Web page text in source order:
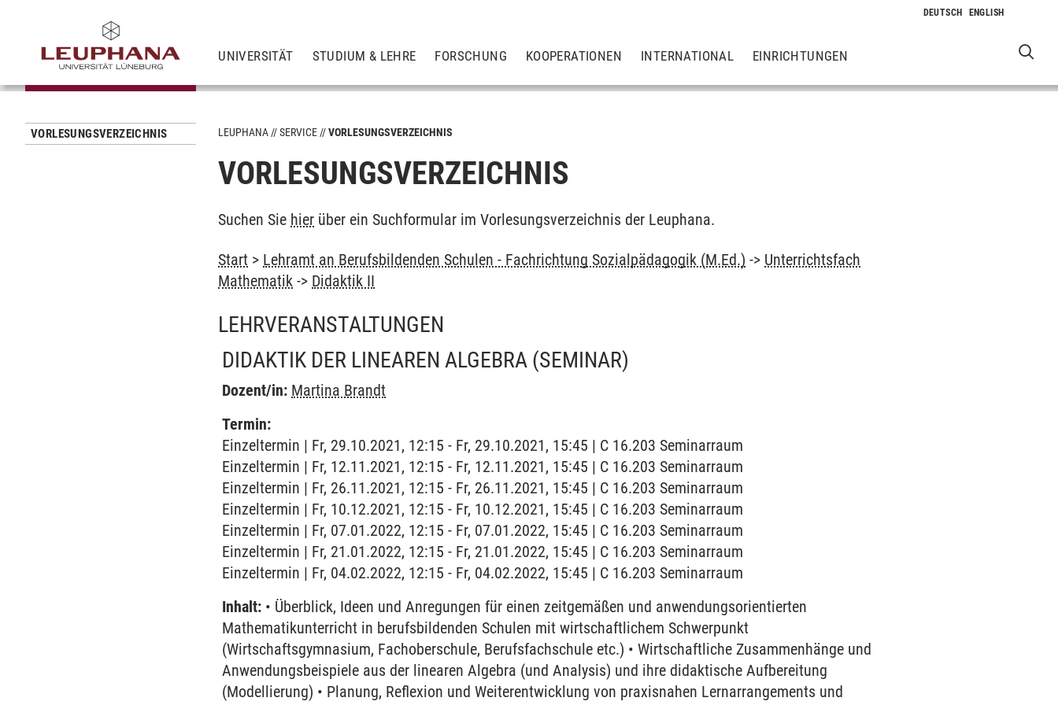
UNIVERSITÄT STUDIUM & LEHRE FORSCHUNG KOOPERATIONEN INTERNATIONAL EINRICHTUNGEN
VORLESUNGSVERZEICHNIS LEUPHANA SERVICE VORLESUNGSVERZEICHNIS
VORLESUNGSVERZEICHNIS
Suchen Sie hier über ein Suchformular im Vorlesungsverzeichnis der Leuphana.
Start > Lehramt an Berufsbildenden Schulen - Fachrichtung Sozialpädagogik (M.Ed.) -> Unterrichtsfach
Mathematik -> Didaktik II
LEHRVERANSTALTUNGEN
DIDAKTIK DER LINEAREN ALGEBRA (SEMINAR)
Dozent/in: Martina Brandt
Termin:
Einzeltermin | Fr, 29.10.2021, 12:15 - Fr, 29.10.2021, 15:45 | C 16.203 Seminarraum
Einzeltermin | Fr, 12.11.2021, 12:15 - Fr, 12.11.2021, 15:45 | C 16.203 Seminarraum
Einzeltermin | Fr, 26.11.2021, 12:15 - Fr, 26.11.2021, 15:45 | C 16.203 Seminarraum
Einzeltermin | Fr, 10.12.2021, 12:15 - Fr, 10.12.2021, 15:45 | C 16.203 Seminarraum
Einzeltermin | Fr, 07.01.2022, 12:15 - Fr, 07.01.2022, 15:45 | C 16.203 Seminarraum
Einzeltermin | Fr, 21.01.2022, 12:15 - Fr, 21.01.2022, 15:45 | C 16.203 Seminarraum
Einzeltermin | Fr, 04.02.2022, 12:15 - Fr, 04.02.2022, 15:45 | C 16.203 Seminarraum
Inhalt: • Überblick, Ideen und Anregungen für einen zeitgemäßen und anwendungsorientierten
Mathematikunterricht in berufsbildenden Schulen mit wirtschaftlichem Schwerpunkt
(Wirtschaftsgymnasium, Fachoberschule, Berufsfachschule etc.) • Wirtschaftliche Zusammenhänge und
Anwendungsbeispiele aus der linearen Algebra (und Analysis) und ihre didaktische Aufbereitung
(Modellierung) • Planung, Reflexion und Weiterentwicklung von praxisnahen Lernarrangements und